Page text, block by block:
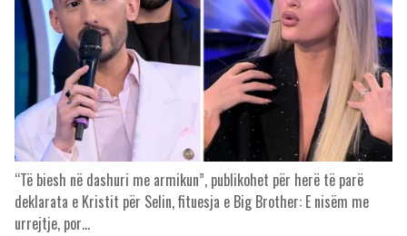
“Të biesh në dashuri me armikun”, publikohet për herë të parë
deklarata e Kristit për Selin, fituesja e Big Brother: E nisëm me
urrejtje, por…